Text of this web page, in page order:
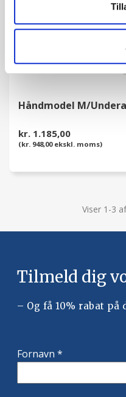
Håndmodel M/
kr. 1.185,00
(kr. 948,00 ekskl. moms)
Viser 1-3